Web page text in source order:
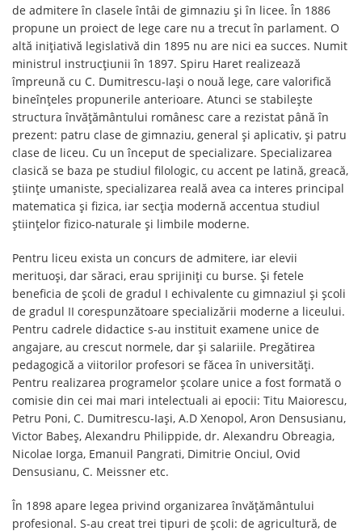
de admitere în clasele întâi de gimnaziu și în licee. În 1886
propune un proiect de lege care nu a trecut în parlament. O
altă inițiativă legislativă din 1895 nu are nici ea succes. Numit
ministrul instrucțiunii în 1897. Spiru Haret realizează
împreună cu C. Dumitrescu-Iași o nouă lege, care valorifică
bineînțeles propunerile anterioare. Atunci se stabilește
structura învățământului românesc care a rezistat până în
prezent: patru clase de gimnaziu, general și aplicativ, și patru
clase de liceu. Cu un început de specializare. Specializarea
clasică se baza pe studiul filologic, cu accent pe latină, greacă,
științe umaniste, specializarea reală avea ca interes principal
matematica și fizica, iar secția modernă accentua studiul
științelor fizico-naturale și limbile moderne.
Pentru liceu exista un concurs de admitere, iar elevii
merituoși, dar săraci, erau sprijiniți cu burse. Și fetele
beneficia de școli de gradul I echivalente cu gimnaziul și școli
de gradul II corespunzătoare specializării moderne a liceului.
Pentru cadrele didactice s-au instituit examene unice de
angajare, au crescut normele, dar și salariile. Pregătirea
pedagogică a viitorilor profesori se făcea în universități.
Pentru realizarea programelor școlare unice a fost formată o
comisie din cei mai mari intelectuali ai epocii: Titu Maiorescu,
Petru Poni, C. Dumitrescu-Iași, A.D Xenopol, Aron Densusianu,
Victor Babeș, Alexandru Philippide, dr. Alexandru Obreagia,
Nicolae Iorga, Emanuil Pangrati, Dimitrie Onciul, Ovid
Densusianu, C. Meissner etc.
În 1898 apare legea privind organizarea învățământului
profesional. S-au creat trei tipuri de școli: de agricultură, de